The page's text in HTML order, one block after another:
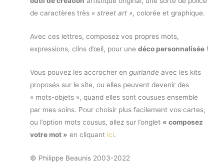
de caractères très « street art », colorée et graphique.
Avec ces lettres, composez vos propres mots,
expressions, clins d’œil, pour une déco personnalisée !
Vous pouvez les accrocher en guirlande avec les kits
proposés sur le site, ou elles peuvent devenir des
« mots-objets », quand elles sont cousues ensemble
par mes soins. Pour choisir plus facilement vos cartes,
ou l’option mots cousus, allez sur l’onglet « composez
votre mot » en cliquant ici.
© Philippe Beaunis 2003-2022